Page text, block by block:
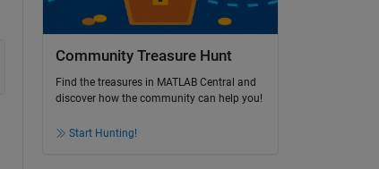
Community Treasure Hunt
Find the treasures in MATLAB Central and
discover how the community can help you!
Start Hunting!